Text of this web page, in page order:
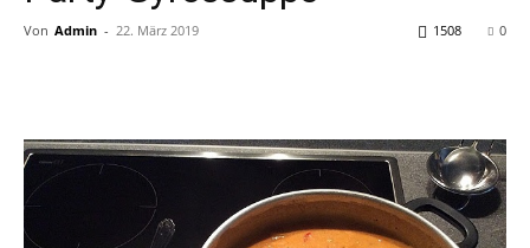
Von Admin - 22. März 2019 0
1508